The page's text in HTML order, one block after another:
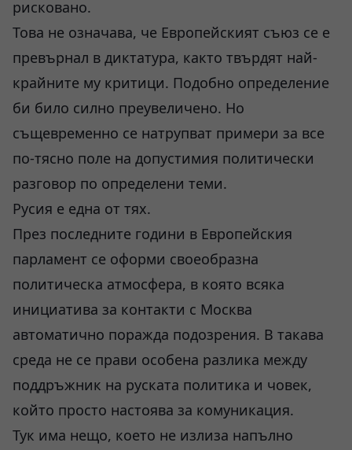
рисковано.
Това не означава, че Европейският съюз се е
превърнал в диктатура, както твърдят най-
крайните му критици. Подобно определение
би било силно преувеличено. Но
същевременно се натрупват примери за все
по-тясно поле на допустимия политически
разговор по определени теми.
Русия е една от тях.
През последните години в Европейския
парламент се оформи своеобразна
политическа атмосфера, в която всяка
инициатива за контакти с Москва
автоматично поражда подозрения. В такава
среда не се прави особена разлика между
поддръжник на руската политика и човек,
който просто настоява за комуникация.
Тук има нещо, което не излиза напълно